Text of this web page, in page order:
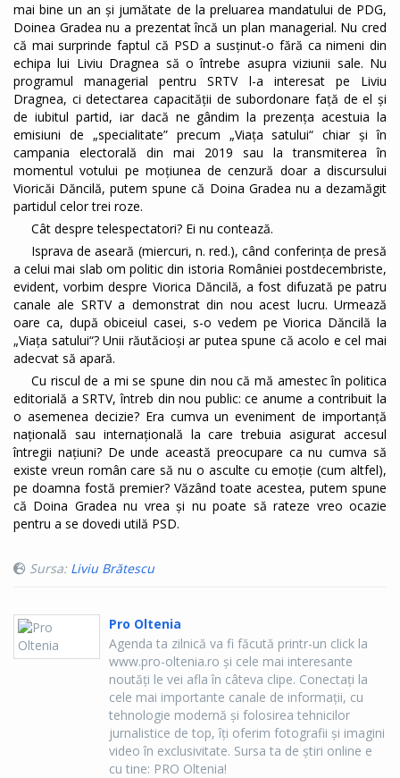
mai bine un an și jumătate de la preluarea mandatului de PDG,
Doinea Gradea nu a prezentat încă un plan managerial. Nu cred
că mai surprinde faptul că PSD a susținut-o fără ca nimeni din
echipa lui Liviu Dragnea să o întrebe asupra viziunii sale. Nu
programul managerial pentru SRTV l-a interesat pe Liviu
Dragnea, ci detectarea capacității de subordonare față de el și
de iubitul partid, iar dacă ne gândim la prezența acestuia la
emisiuni de „specialitate” precum „Viața satului“ chiar și în
campania electorală din mai 2019 sau la transmiterea în
momentul votului pe moțiunea de cenzură doar a discursului
Vioricăi Dăncilă, putem spune că Doina Gradea nu a dezamăgit
partidul celor trei roze.
Cât despre telespectatori? Ei nu contează.
Isprava de aseară (miercuri, n. red.), când conferința de presă
a celui mai slab om politic din istoria României postdecembriste,
evident, vorbim despre Viorica Dăncilă, a fost difuzată pe patru
canale ale SRTV a demonstrat din nou acest lucru. Urmează
oare ca, după obiceiul casei, s-o vedem pe Viorica Dăncilă la
„Viața satului“? Unii răutăcioși ar putea spune că acolo e cel mai
adecvat să apară.
Cu riscul de a mi se spune din nou că mă amestec în politica
editorială a SRTV, întreb din nou public: ce anume a contribuit la
o asemenea decizie? Era cumva un eveniment de importanță
națională sau internațională la care trebuia asigurat accesul
întregii națiuni? De unde această preocupare ca nu cumva să
existe vreun român care să nu o asculte cu emoție (cum altfel),
pe doamna fostă premier? Văzând toate acestea, putem spune
că Doina Gradea nu vrea și nu poate să rateze vreo ocazie
pentru a se dovedi utilă PSD.
Sursa: Liviu Brătescu
Pro Oltenia
Agenda ta zilnică va fi făcută printr-un click la
www.pro-oltenia.ro şi cele mai interesante
noutăţi le vei afla în câteva clipe. Conectaţi la
cele mai importante canale de informaţii, cu
tehnologie modernă şi folosirea tehnicilor
jurnalistice de top, îţi oferim fotografii şi imagini
video în exclusivitate. Sursa ta de ştiri online e
cu tine: PRO Oltenia!